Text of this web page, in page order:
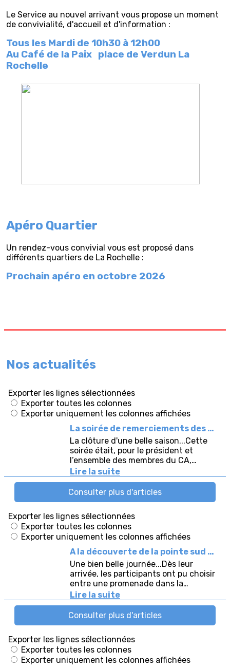
Le Service au nouvel arrivant vous propose un moment
de convivialité, d'accueil et d'information :
Tous les Mardi de 10h30 à 12h00
Au Café de la Paix place de Verdun La
Rochelle
Apéro Quartier
Un rendez-vous convivial vous est proposé dans
différents quartiers de La Rochelle :
Prochain apéro en octobre 2026
Nos actualités